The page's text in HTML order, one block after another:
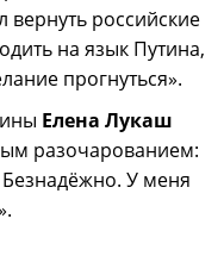
вернуть российские
на язык Путина,
прогнуться».
Елена Лукаш
разочарованием:
Безнадёжно. У меня